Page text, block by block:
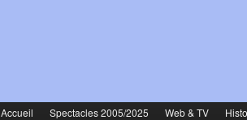
Accueil Spectacles 2005/2025 Web & TV